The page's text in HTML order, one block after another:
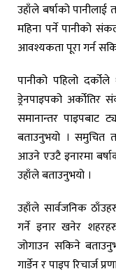
उहाँले बर्षाको
महिना पर्ने पानीको
आवश्यकता पूरा गर्न
पानीको पहिलो
ड्रेनपाइपको अर्कोतिर
समानान्तर पाइपबाट
बताउनुभयो । समुचित
आउने एउटै इनारमा
उहाँले बताउनुभयो ।
उहाँले सार्वजनिक
गर्ने इनार खनेर
जोगाउन सकिने
गार्डेन र पाइप रिचार्ज